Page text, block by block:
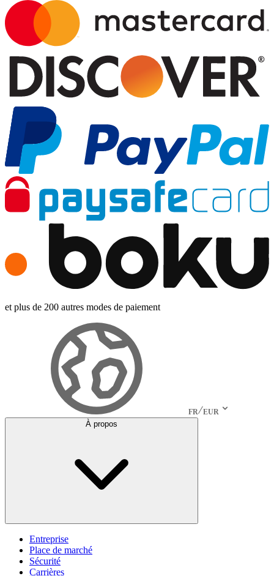
et plus de 200 autres modes de paiement
FR EUR
À propos
Entreprise
Place de marché
Sécurité
Carrières